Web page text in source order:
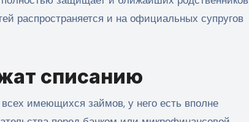
распространяется и на официальных супругов
списанию
имеющихся займов, у него есть вполне